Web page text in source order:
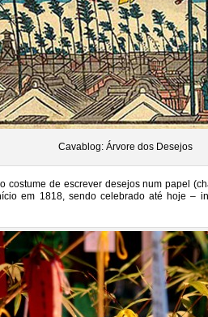
Cavablog: Árvore dos Desejos
costume de escrever desejos num papel
em 1818, sendo celebrado até hoje –